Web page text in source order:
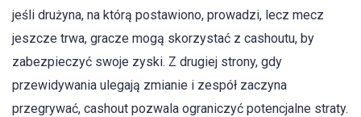
jeśli drużyna, na którą postawiono, prowadzi, lecz mecz
jeszcze trwa, gracze mogą skorzystać z cashoutu, by
zabezpieczyć swoje zyski. Z drugiej strony, gdy
przewidywania ulegają zmianie i zespół zaczyna
przegrywać, cashout pozwala ograniczyć potencjalne straty.